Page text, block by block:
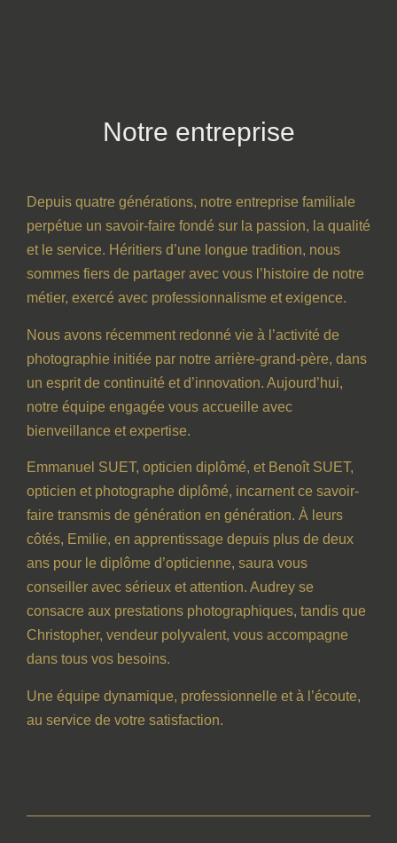
Notre entreprise
Depuis quatre générations, notre entreprise familiale
perpétue un savoir-faire fondé sur la passion, la qualité
et le service. Héritiers d’une longue tradition, nous
sommes fiers de partager avec vous l’histoire de notre
métier, exercé avec professionnalisme et exigence.
Nous avons récemment redonné vie à l’activité de
photographie initiée par notre arrière-grand-père, dans
un esprit de continuité et d’innovation. Aujourd’hui,
notre équipe engagée vous accueille avec
bienveillance et expertise.
Emmanuel SUET, opticien diplômé, et Benoît SUET,
opticien et photographe diplômé, incarnent ce savoir-
faire transmis de génération en génération. À leurs
côtés, Emilie, en apprentissage depuis plus de deux
ans pour le diplôme d’opticienne, saura vous
conseiller avec sérieux et attention. Audrey se
consacre aux prestations photographiques, tandis que
Christopher, vendeur polyvalent, vous accompagne
dans tous vos besoins.
Une équipe dynamique, professionnelle et à l’écoute,
au service de votre satisfaction.